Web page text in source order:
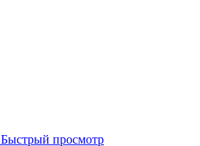
Быстрый просмотр